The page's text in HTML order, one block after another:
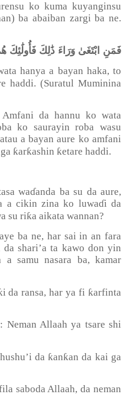
ko kuma kuyanginsu
ba abaiban zargi ba ne.
فَمَنِ ابْتَغَىٰ وَرَاءَ ذَٰلِكَ فَأُولَٰئِكَ
hanya a bayan haka, to
haddi. (Suratul Muminina
da hannu ko wata
ko saurayin roba wasu
a bayan aure ko amfani
ƙarƙashin ƙetare haddi.
waɗanda ba su da aure,
a cikin zina ko luwaɗi da
su riƙa aikata wannan?
ba ne, har sai in an fara
da shari’a ta kawo don yin
a samu nasara ba, kamar
i da ransa, har ya fi ƙarfinta
Neman Allaah ya tsare shi
’i daƙanƙan da kai ga
saboda Allaah, da neman